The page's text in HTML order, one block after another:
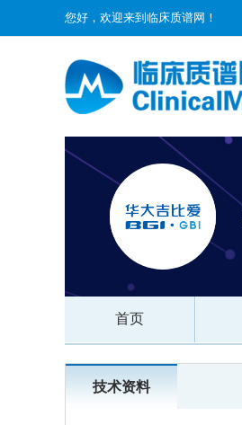
您好，欢迎来到临床质谱网！
首页
技术资料